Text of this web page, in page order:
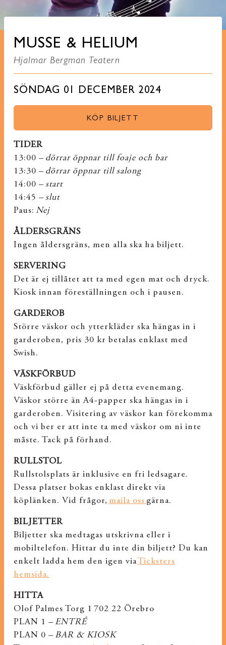
MUSSE & HELIUM
Hjalmar Bergman Teatern
SÖNDAG 01 DECEMBER 2024
KÖP BILJETT
TIDER
13:00 – dörrar öppnar till foaje och bar
13:30 – dörrar öppnar till salong
14:00 – start
14:45 – slut
Paus: Nej
ÅLDERSGRÄNS
Ingen åldersgräns, men alla ska ha biljett.
SERVERING
Det är ej tillåtet att ta med egen mat och dryck.
Kiosk innan föreställningen och i pausen.
GARDEROB
Större väskor och ytterkläder ska hängas in i
garderoben, pris 30 kr betalas enklast med
Swish.
VÄSKFÖRBUD
Väskförbud gäller ej på detta evenemang.
Väskor större än A4-papper ska hängas in i
garderoben. Visitering av väskor kan förekomma
och vi ber er att inte ta med väskor om ni inte
måste. Tack på förhand.
RULLSTOL
Rullstolsplats är inklusive en fri ledsagare.
Dessa platser bokas enklast direkt via
köplänken. Vid frågor, maila oss gärna.
BILJETTER
Biljetter ska medtagas utskrivna eller i
mobiltelefon. Hittar du inte din biljett? Du kan
enkelt ladda hem den igen viaTicksters
hemsida.
HITTA
Olof Palmes Torg 1 702 22 Örebro
PLAN 1 – ENTRÉ
PLAN 0 – BAR & KIOSK